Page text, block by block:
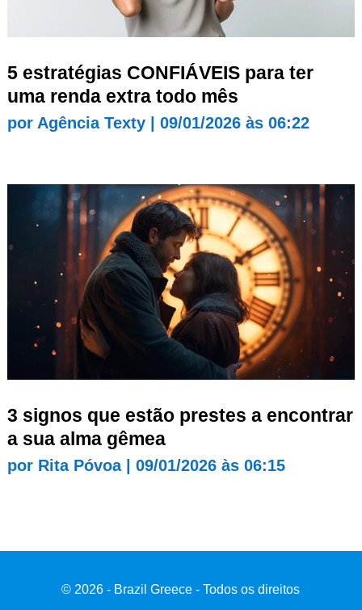
5 estratégias CONFIÁVEIS para ter
uma renda extra todo mês
por Agência Texty| 09/01/2026 às 06:22
3 signos que estão prestes a encontrar
a sua alma gêmea
por Rita Póvoa| 09/01/2026 às 06:15
© 2026 - Brazil Greece - Todos os direitos